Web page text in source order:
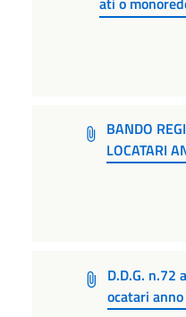
BANDO
LOCATARI
D.D.G. n.72
ocatari